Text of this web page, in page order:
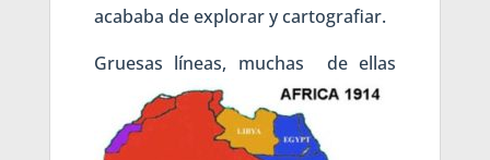
acababa de explorar y cartografiar.
Gruesas líneas, muchas de ellas